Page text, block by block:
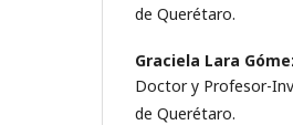
de Querétaro.
Graciela Lara
Doctor y Profesor-
de Querétaro.